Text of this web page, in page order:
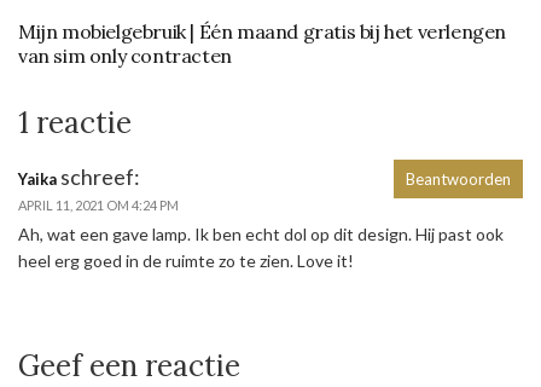
Mijn mobielgebruik | Één maand gratis bij het verlengen
van sim only contracten
1 reactie
Yaika schreef:
APRIL 11, 2021 OM 4:24 PM
Ah, wat een gave lamp. Ik ben echt dol op dit design. Hij past ook
heel erg goed in de ruimte zo te zien. Love it!
Beantwoorden
Geef een reactie